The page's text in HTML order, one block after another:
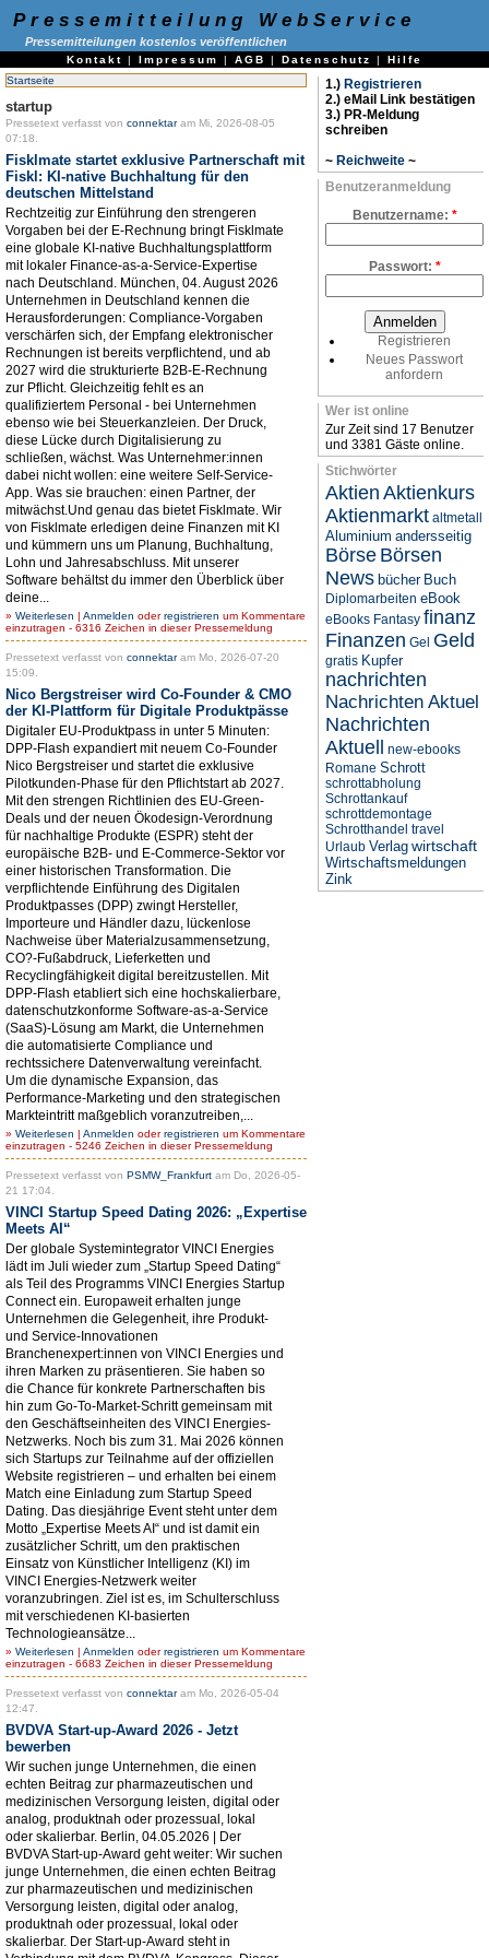
Pressemitteilung WebService
Pressemitteilungen kostenlos veröffentlichen
Kontakt | Impressum | AGB | Datenschutz | Hilfe
Startseite
startup
Pressetext verfasst von connektaram Mi, 2026-08-05
07:18.
Fisklmate startet exklusive Partnerschaft mit
Fiskl: KI-native Buchhaltung für den
deutschen Mittelstand
Rechtzeitig zur Einführung den strengeren
Vorgaben bei der E-Rechnung bringt Fisklmate
eine globale KI-native Buchhaltungsplattform
mit lokaler Finance-as-a-Service-Expertise
nach Deutschland. München, 04. August 2026
Unternehmen in Deutschland kennen die
Herausforderungen: Compliance-Vorgaben
verschärfen sich, der Empfang elektronischer
Rechnungen ist bereits verpflichtend, und ab
2027 wird die strukturierte B2B-E-Rechnung
zur Pflicht. Gleichzeitig fehlt es an
qualifiziertem Personal - bei Unternehmen
ebenso wie bei Steuerkanzleien. Der Druck,
diese Lücke durch Digitalisierung zu
schließen, wächst. Was Unternehmer:innen
dabei nicht wollen: eine weitere Self-Service-
App. Was sie brauchen: einen Partner, der
mitwächst.Und genau das bietet Fisklmate. Wir
von Fisklmate erledigen deine Finanzen mit KI
und kümmern uns um Planung, Buchhaltung,
Lohn und Jahresabschluss. Mit unserer
Software behältst du immer den Überblick über
deine...
» Weiterlesen | Anmelden oderregistrieren um Kommentare
einzutragen - 6316 Zeichen in dieser Pressemeldung
Pressetext verfasst von connektaram Mo, 2026-07-20
15:09.
Nico Bergstreiser wird Co-Founder & CMO
der KI-Plattform für Digitale Produktpässe
Digitaler EU-Produktpass in unter 5 Minuten:
DPP-Flash expandiert mit neuem Co-Founder
Nico Bergstreiser und startet die exklusive
Pilotkunden-Phase für den Pflichtstart ab 2027.
Mit den strengen Richtlinien des EU-Green-
Deals und der neuen Ökodesign-Verordnung
für nachhaltige Produkte (ESPR) steht der
europäische B2B- und E-Commerce-Sektor vor
einer historischen Transformation. Die
verpflichtende Einführung des Digitalen
Produktpasses (DPP) zwingt Hersteller,
Importeure und Händler dazu, lückenlose
Nachweise über Materialzusammensetzung,
CO?-Fußabdruck, Lieferketten und
Recyclingfähigkeit digital bereitzustellen. Mit
DPP-Flash etabliert sich eine hochskalierbare,
datenschutzkonforme Software-as-a-Service
(SaaS)-Lösung am Markt, die Unternehmen
die automatisierte Compliance und
rechtssichere Datenverwaltung vereinfacht.
Um die dynamische Expansion, das
Performance-Marketing und den strategischen
Markteintritt maßgeblich voranzutreiben,...
» Weiterlesen | Anmelden oderregistrieren um Kommentare
einzutragen - 5246 Zeichen in dieser Pressemeldung
Pressetext verfasst von PSMW_Frankfurt am Do, 2026-05-
21 17:04.
VINCI Startup Speed Dating 2026: „Expertise
Meets AI“
Der globale Systemintegrator VINCI Energies
lädt im Juli wieder zum „Startup Speed Dating“
als Teil des Programms VINCI Energies Startup
Connect ein. Europaweit erhalten junge
Unternehmen die Gelegenheit, ihre Produkt-
und Service-Innovationen
Branchenexpert:innen von VINCI Energies und
ihren Marken zu präsentieren. Sie haben so
die Chance für konkrete Partnerschaften bis
hin zum Go-To-Market-Schritt gemeinsam mit
den Geschäftseinheiten des VINCI Energies-
Netzwerks. Noch bis zum 31. Mai 2026 können
sich Startups zur Teilnahme auf der offiziellen
Website registrieren – und erhalten bei einem
Match eine Einladung zum Startup Speed
Dating. Das diesjährige Event steht unter dem
Motto „Expertise Meets AI“ und ist damit ein
zusätzlicher Schritt, um den praktischen
Einsatz von Künstlicher Intelligenz (KI) im
VINCI Energies-Netzwerk weiter
voranzubringen. Ziel ist es, im Schulterschluss
mit verschiedenen KI-basierten
Technologieansätze...
» Weiterlesen | Anmelden oderregistrieren um Kommentare
einzutragen - 6683 Zeichen in dieser Pressemeldung
Pressetext verfasst von connektaram Mo, 2026-05-04
12:47.
BVDVA Start-up-Award 2026 - Jetzt
bewerben
Wir suchen junge Unternehmen, die einen
echten Beitrag zur pharmazeutischen und
medizinischen Versorgung leisten, digital oder
analog, produktnah oder prozessual, lokal
oder skalierbar. Berlin, 04.05.2026 | Der
BVDVA Start-up-Award geht weiter: Wir suchen
junge Unternehmen, die einen echten Beitrag
zur pharmazeutischen und medizinischen
Versorgung leisten, digital oder analog,
produktnah oder prozessual, lokal oder
skalierbar. Der Start-up-Award steht in
1.) Registrieren
2.) eMail Link bestätigen
3.) PR-Meldung
schreiben
~ Reichweite ~
Benutzeranmeldung
Benutzername: *
Passwort: *
Registrieren
Neues Passwort
anfordern
Wer ist online
Zur Zeit sind 17 Benutzer
und 3381 Gäste online.
Stichwörter
Aktien Aktienkurs
Aktienmarkt altmetall
Aluminium andersseitig
Börse Börsen
News bücher Buch
Diplomarbeiten eBook
eBooks Fantasy finanz
Finanzen Gel Geld
gratis Kupfer
nachrichten
Nachrichten Aktuel
Nachrichten
Aktuell
new-ebooks
Romane Schrott
schrottabholung
Schrottankauf
schrottdemontage
Schrotthandel travel
Urlaub Verlag wirtschaft
Wirtschaftsmeldungen
Zink